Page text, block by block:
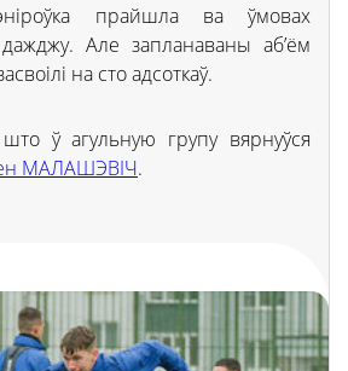
прайшла ва ўмовах
Але запланаваны аб’ём
на сто адсоткаў.
ў агульную групу вярнуўся
МАЛАШЭВІЧ.